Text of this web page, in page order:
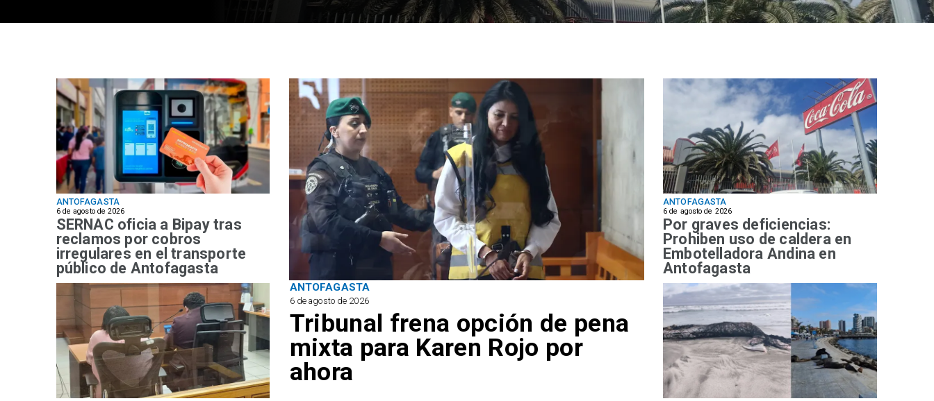
ANTOFAGASTA
6 de agosto de 2026
SERNAC oficia a Bipay tras
reclamos por cobros
irregulares en el transporte
público de Antofagasta
ANTOFAGASTA
6 de agosto de 2026
Tribunal frena opción de pena
mixta para Karen Rojo por
ahora
ANTOFAGASTA
6 de agosto de 2026
Por graves deficiencias:
Prohiben uso de caldera en
Embotelladora Andina en
Antofagasta